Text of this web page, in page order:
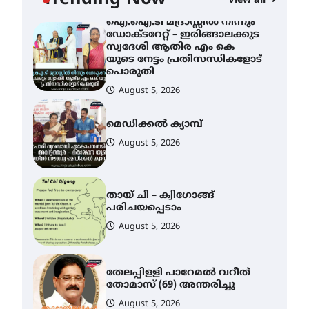
ഐ.ഐ.ടി മദ്രാസ്സിൽ നിന്നും
ഡോക്ടറേറ്റ് – ഇരിങ്ങാലക്കുട
സ്വദേശി ആതിര എം കെ
യുടെ നേട്ടം പ്രതിസന്ധികളോട്
പൊരുതി
August 5, 2026
മെഡിക്കൽ ക്യാമ്പ്
August 5, 2026
തായ് ചി – ക്വിഗോങ്ങ്
പരിചയപ്പെടാം
August 5, 2026
തേലപ്പിളളി പാറേമൽ വറീത്
തോമാസ് (69) അന്തരിച്ചു
August 5, 2026